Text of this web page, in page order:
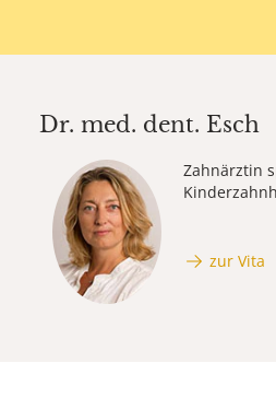
Dr. med. dent. Esch
Zahnärztin
zur Vita